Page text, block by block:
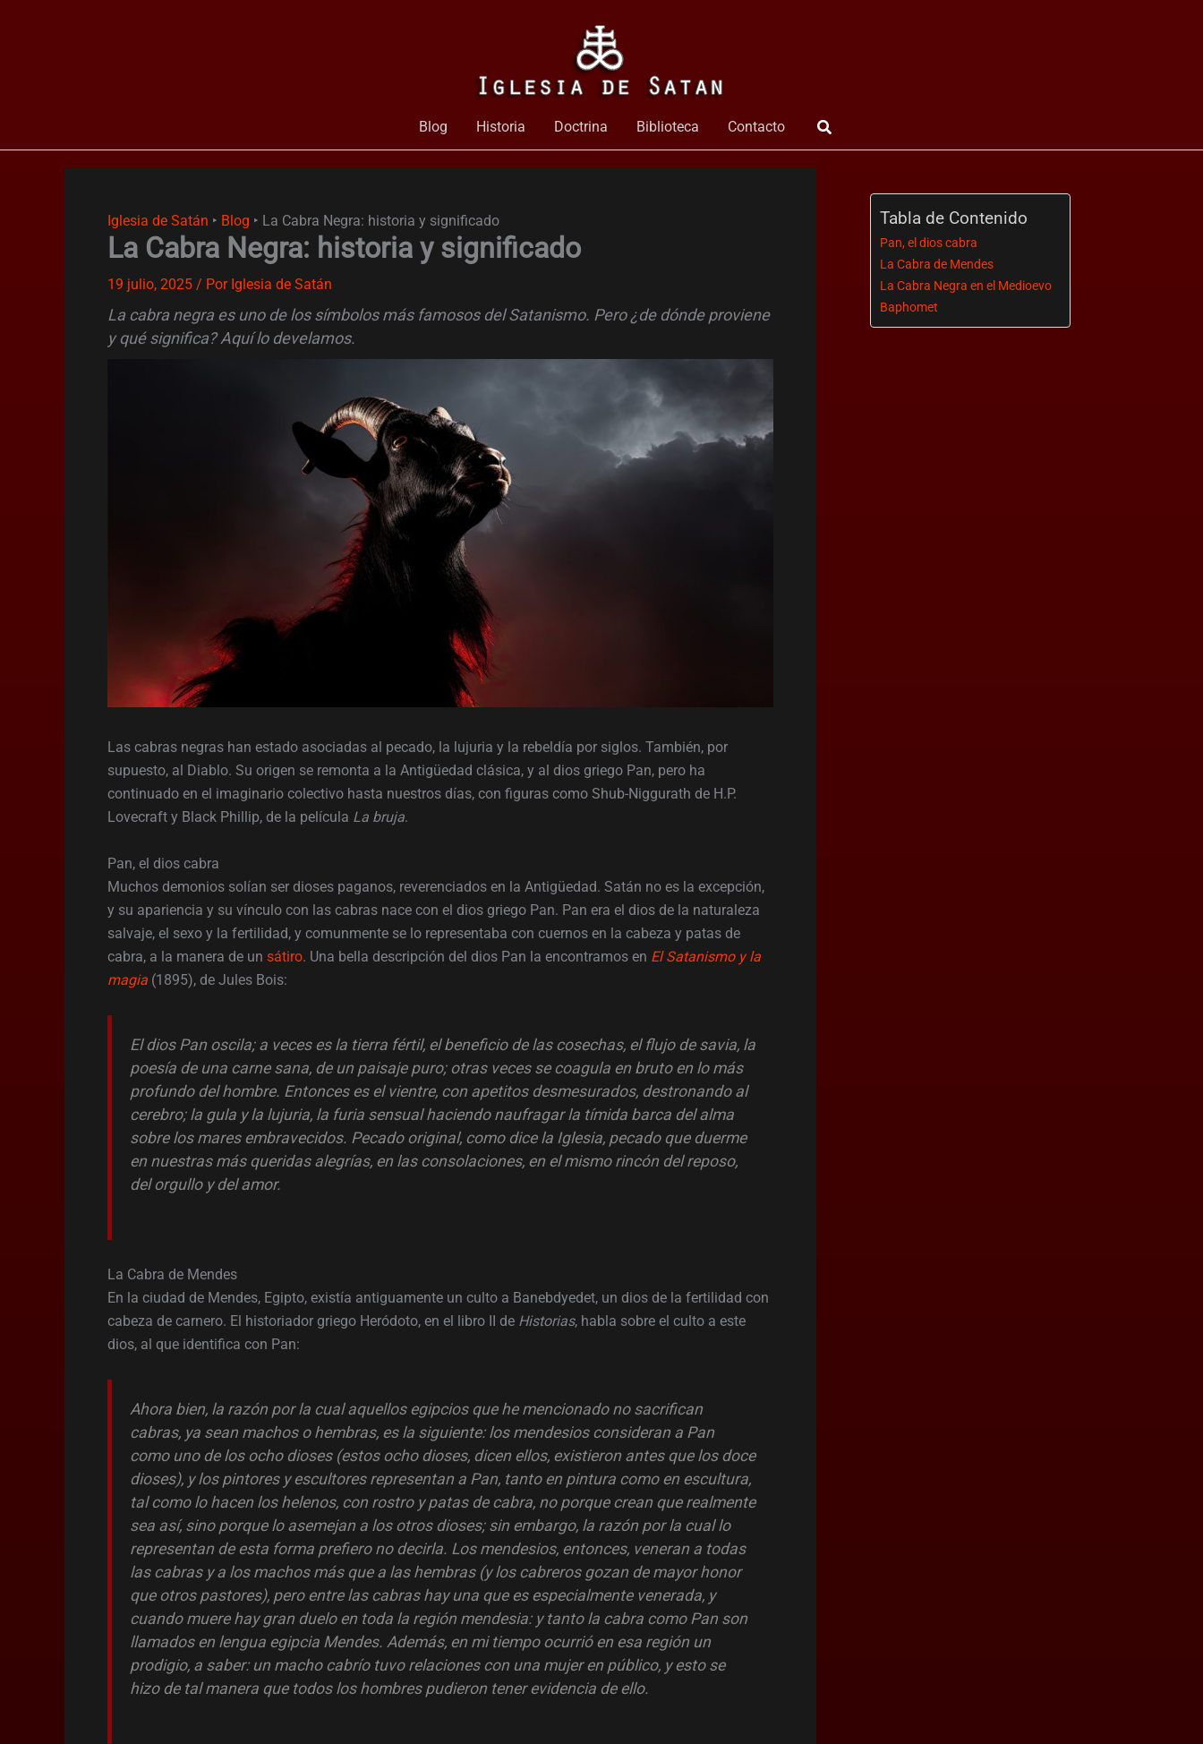
Blog Historia Doctrina Biblioteca Contacto Buscar
Iglesia de Satán ‣ Blog ‣ La Cabra Negra: historia y significado
La Cabra Negra: historia y significado
19 julio, 2025 / Por Iglesia de Satán
La cabra negra es uno de los símbolos más famosos del Satanismo. Pero ¿de dónde proviene
y qué significa? Aquí lo develamos.
Las cabras negras han estado asociadas al pecado, la lujuria y la rebeldía por siglos. También, por
supuesto, al Diablo. Su origen se remonta a la Antigüedad clásica, y al dios griego Pan, pero ha
continuado en el imaginario colectivo hasta nuestros días, con figuras como Shub-Niggurath de H.P.
Lovecraft y Black Phillip, de la película La bruja.
Pan, el dios cabra
Muchos demonios solían ser dioses paganos, reverenciados en la Antigüedad. Satán no es la excepción,
y su apariencia y su vínculo con las cabras nace con el dios griego Pan. Pan era el dios de la naturaleza
salvaje, el sexo y la fertilidad, y comunmente se lo representaba con cuernos en la cabeza y patas de
cabra, a la manera de un sátiro. Una bella descripción del dios Pan la encontramos en El Satanismo y la
magia (1895), de Jules Bois:
El dios Pan oscila; a veces es la tierra fértil, el beneficio de las cosechas, el flujo de savia, la
poesía de una carne sana, de un paisaje puro; otras veces se coagula en bruto en lo más
profundo del hombre. Entonces es el vientre, con apetitos desmesurados, destronando al
cerebro; la gula y la lujuria, la furia sensual haciendo naufragar la tímida barca del alma
sobre los mares embravecidos. Pecado original, como dice la Iglesia, pecado que duerme
en nuestras más queridas alegrías, en las consolaciones, en el mismo rincón del reposo,
del orgullo y del amor.
La Cabra de Mendes
En la ciudad de Mendes, Egipto, existía antiguamente un culto a Banebdyedet, un dios de la fertilidad con
cabeza de carnero. El historiador griego Heródoto, en el libro II de Historias, habla sobre el culto a este
dios, al que identifica con Pan:
Ahora bien, la razón por la cual aquellos egipcios que he mencionado no sacrifican
cabras, ya sean machos o hembras, es la siguiente: los mendesios consideran a Pan
como uno de los ocho dioses (estos ocho dioses, dicen ellos, existieron antes que los doce
dioses), y los pintores y escultores representan a Pan, tanto en pintura como en escultura,
tal como lo hacen los helenos, con rostro y patas de cabra, no porque crean que realmente
sea así, sino porque lo asemejan a los otros dioses; sin embargo, la razón por la cual lo
representan de esta forma prefiero no decirla. Los mendesios, entonces, veneran a todas
las cabras y a los machos más que a las hembras (y los cabreros gozan de mayor honor
que otros pastores), pero entre las cabras hay una que es especialmente venerada, y
cuando muere hay gran duelo en toda la región mendesia: y tanto la cabra como Pan son
llamados en lengua egipcia Mendes. Además, en mi tiempo ocurrió en esa región un
prodigio, a saber: un macho cabrío tuvo relaciones con una mujer en público, y esto se
hizo de tal manera que todos los hombres pudieron tener evidencia de ello.
Tabla de Contenido
Pan, el dios cabra
La Cabra de Mendes
La Cabra Negra en el Medioevo
Baphomet